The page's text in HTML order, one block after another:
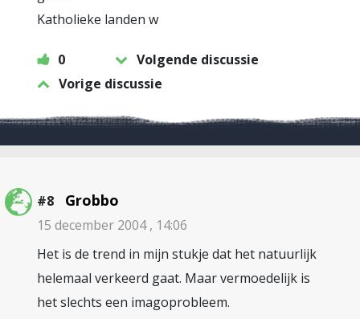
Katholieke landen w
0
Volgende discussie
Vorige discussie
#8 Grobbo
15 december 2004 , 14:06
Het is de trend in mijn stukje dat het natuurlijk
helemaal verkeerd gaat. Maar vermoedelijk is
het slechts een imagoprobleem.